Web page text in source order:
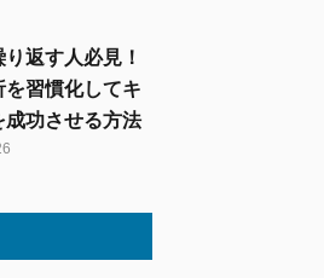
返す人必見！
を習慣化してキ
成功させる方法